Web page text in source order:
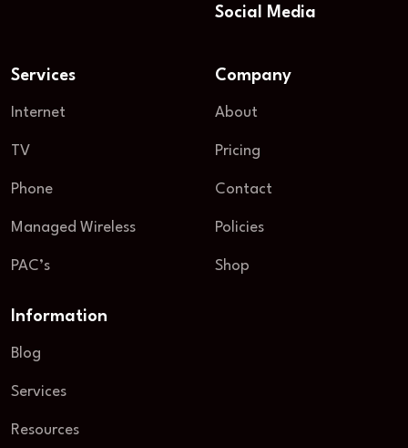
Social Media
Services
Internet
TV
Phone
Managed Wireless
PAC’s
Company
About
Pricing
Contact
Policies
Shop
Information
Blog
Services
Resources